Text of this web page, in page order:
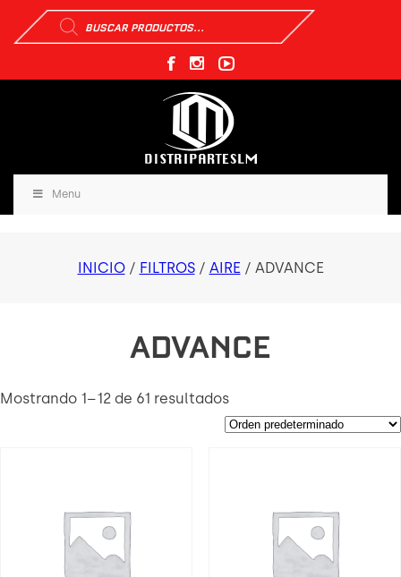
Búsqueda
de
productos
Menu
INICIO/ FILTROS/ AIRE/ ADVANCE
ADVANCE
Mostrando 1–12 de 61 resultados